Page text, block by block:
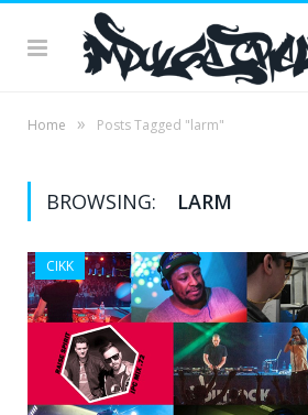
Home » Posts Tagged "larm"
BROWSING: LARM
CIKK